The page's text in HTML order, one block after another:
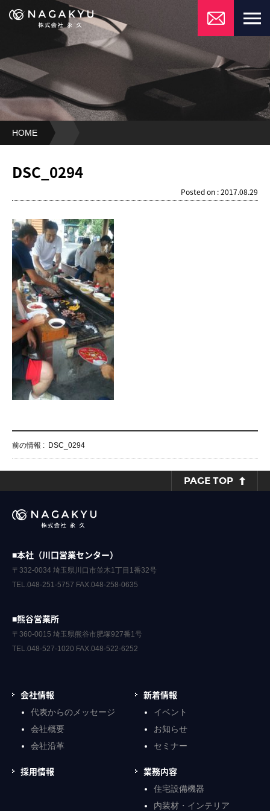
HOME
DSC_0294
Posted on : 2017.08.29
前の情報 : DSC_0294
PAGE TOP
■本社（川口営業センター）
〒332-0034 埼玉県川口市並木1丁目1番32号
TEL.048-251-5757 FAX.048-258-0635
■熊谷営業所
〒360-0015 埼玉県熊谷市肥塚927番1号
TEL.048-527-1020 FAX.048-522-6252
会社情報
代表からのメッセージ
会社概要
会社沿革
新着情報
イベント
お知らせ
セミナー
採用情報 業務内容
住宅設備機器
内装材・インテリア